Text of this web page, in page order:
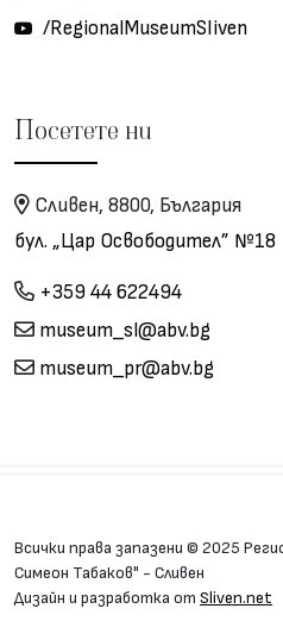
/RegionalMuseumSliven
Посетете ни
Сливен, 8800, България
бул. „Цар Освободител” №18
+359 44 622494
museum_sl@abv.bg
museum_pr@abv.bg
Всички права запазени © 2025
Симеон Табаков" - Сливен
Дизайн и разработка от Sliven.net